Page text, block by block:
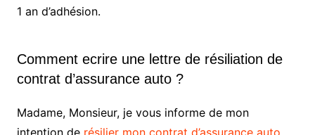
1 an d’adhésion.
Comment ecrire une lettre de résiliation de
contrat d’assurance auto ?
Madame, Monsieur, je vous informe de mon